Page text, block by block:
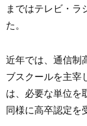
まではテレビ・ラ
た。
近年では、通信制
ブスクールを主宰
は、必要な単位を
同様に高卒認定を